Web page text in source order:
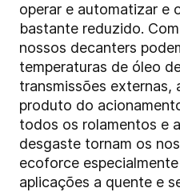
operar e automatizar e
bastante reduzido.
nossos decanters
temperaturas de óleo
transmissões externas,
produto do
todos os rolamentos e
desgaste tornam os
ecoforce
aplicações a quente e